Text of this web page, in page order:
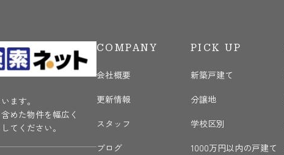
ます。
めた物件を幅広く
てください。
COMPANY
会社概要
更新情報
スタッフ
ブログ
PICK UP
新築戸建て
分譲地
学校区別
1000万円以内の戸建て